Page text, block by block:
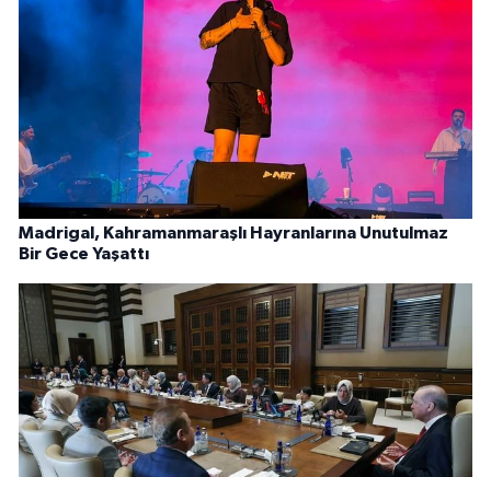
Madrigal, Kahramanmaraşlı Hayranlarına Unutulmaz
Bir Gece Yaşattı